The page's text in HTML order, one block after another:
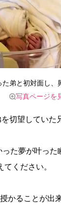
た弟と初対面し、
写真ページを
切望していた
た夢が叶った
ください。
かることが出